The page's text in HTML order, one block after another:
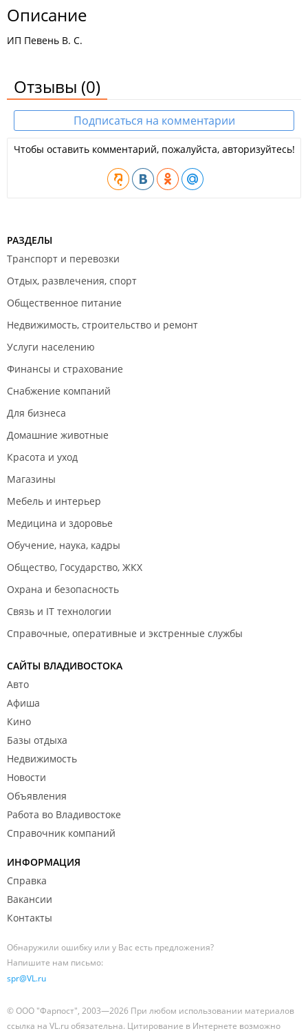
Описание
ИП Певень В. С.
Отзывы (0)
Подписаться на комментарии
Чтобы оставить комментарий, пожалуйста, авторизуйтесь!
РАЗДЕЛЫ
Транспорт и перевозки
Отдых, развлечения, спорт
Общественное питание
Недвижимость, строительство и ремонт
Услуги населению
Финансы и страхование
Снабжение компаний
Для бизнеса
Домашние животные
Красота и уход
Магазины
Мебель и интерьер
Медицина и здоровье
Обучение, наука, кадры
Общество, Государство, ЖКХ
Охрана и безопасность
Связь и IT технологии
Справочные, оперативные и экстренные службы
САЙТЫ ВЛАДИВОСТОКА
Авто
Афиша
Кино
Базы отдыха
Недвижимость
Новости
Объявления
Работа во Владивостоке
Справочник компаний
ИНФОРМАЦИЯ
Справка
Вакансии
Контакты
Обнаружили ошибку или у Вас есть предложения?
Напишите нам письмо:
spr@VL.ru
© ООО "Фарпост", 2003—2026 При любом использовании материалов
ссылка на VL.ru обязательна. Цитирование в Интернете возможно